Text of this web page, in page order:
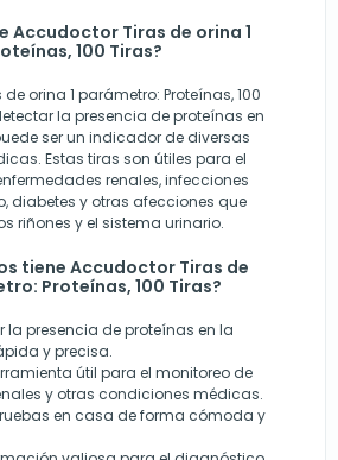
Accudoctor Tiras de orina 1
100 Tiras?
orina 1 parámetro: Proteínas, 100
la presencia de proteínas en
ser un indicador de diversas
Estas tiras son útiles para el
renales, infecciones
diabetes y otras afecciones que
riñones y el sistema urinario.
tiene Accudoctor Tiras de
Proteínas, 100 Tiras?
la presencia de proteínas en la
y precisa.
útil para el monitoreo de
y otras condiciones médicas.
en casa de forma cómoda y